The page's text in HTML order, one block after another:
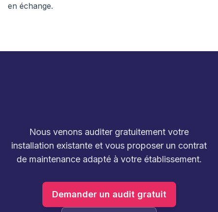
en échange.
Nous venons auditer gratuitement votre
installation existante et vous proposer un contrat
de maintenance adapté à votre établissement.
Demander un audit gratuit